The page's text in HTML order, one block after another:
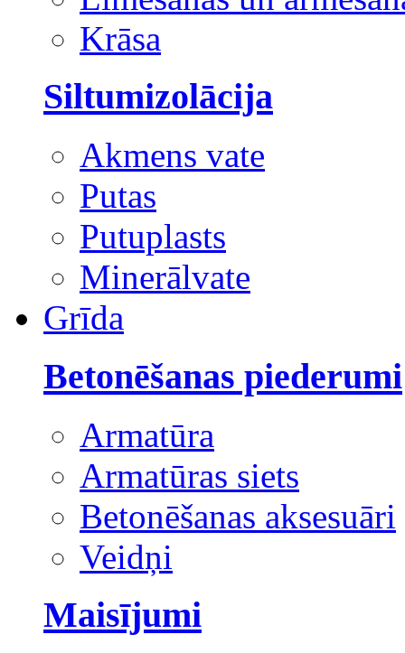
Krāsa
Siltumizolācija
Akmens vate
Putas
Putuplasts
Minerālvate
Grīda
Betonēšanas piederumi
Armatūra
Armatūras siets
Betonēšanas aksesuāri
Veidņi
Maisījumi